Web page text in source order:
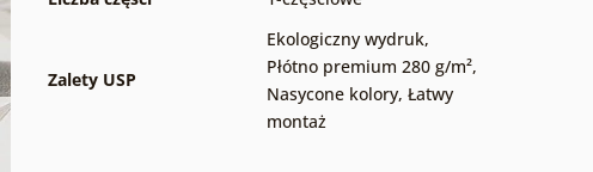
Zalety USP
Ekologiczny wydruk,
Płótno premium 280 g/m²,
Nasycone kolory, Łatwy
montaż